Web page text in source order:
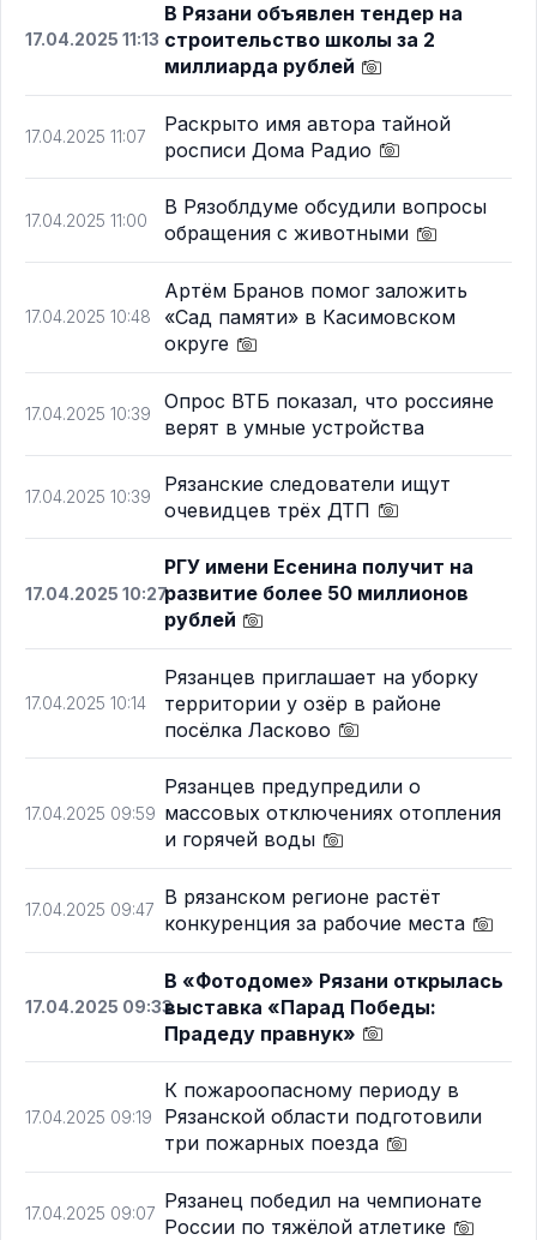
17.04.2025 11:13
В Рязани объявлен тендер на
строительство школы за 2
миллиарда рублей
17.04.2025 11:07
Раскрыто имя автора тайной
росписи Дома Радио
17.04.2025 11:00
В Рязоблдуме обсудили вопросы
обращения с животными
17.04.2025 10:48
Артём Бранов помог заложить
«Сад памяти» в Касимовском
округе
17.04.2025 10:39
Опрос ВТБ показал, что россияне
верят в умные устройства
17.04.2025 10:39
Рязанские следователи ищут
очевидцев трёх ДТП
17.04.2025 10:27
РГУ имени Есенина получит на
развитие более 50 миллионов
рублей
17.04.2025 10:14
Рязанцев приглашает на уборку
территории у озёр в районе
посёлка Ласково
17.04.2025 09:59
Рязанцев предупредили о
массовых отключениях отопления
и горячей воды
17.04.2025 09:47
В рязанском регионе растёт
конкуренция за рабочие места
17.04.2025 09:33
В «Фотодоме» Рязани открылась
выставка «Парад Победы:
Прадеду правнук»
17.04.2025 09:19
К пожароопасному периоду в
Рязанской области подготовили
три пожарных поезда
17.04.2025 09:07
Рязанец победил на чемпионате
России по тяжёлой атлетике